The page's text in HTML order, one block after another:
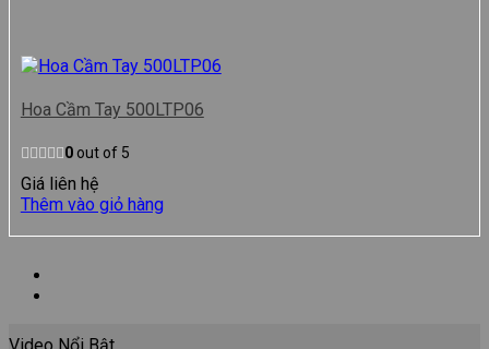
Hoa Cầm Tay 500LTP06
0out of 5
Giá liên hệ
Thêm vào giỏ hàng